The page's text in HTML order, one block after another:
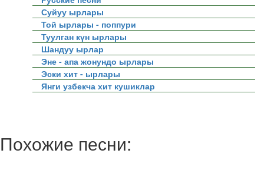
Суйуу ырлары
Той ырлары - поппури
Туулган күн ырлары
Шандуу ырлар
Эне - апа жонундо ырлары
Эски хит - ырлары
Янги узбекча хит кушиклар
Похожие песни: